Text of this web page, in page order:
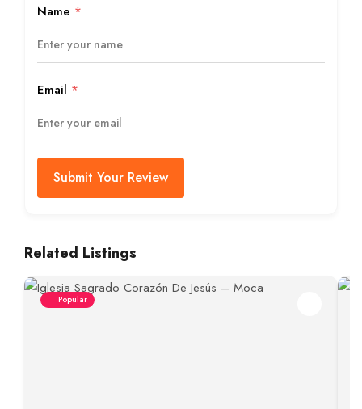
Name *
Email *
Submit Your Review
Related Listings
Popular